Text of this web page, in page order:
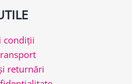
condiții
returnări